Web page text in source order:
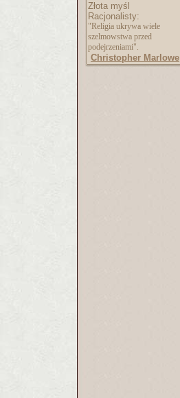
Złota myśl
Racjonalisty:
"Religia ukrywa wiele
szelmowstwa przed
podejrzeniami".
Christopher Marlowe